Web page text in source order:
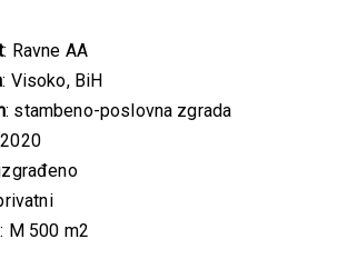
: Ravne AA
: Visoko, BiH
: stambeno-poslovna zgrada
: M 500 m2